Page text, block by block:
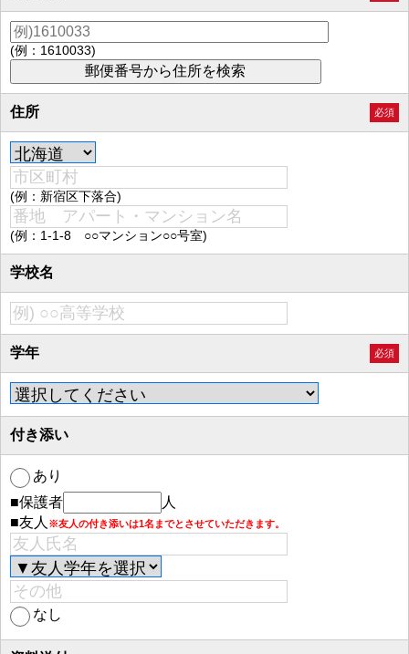
(例：1610033)
住所 必須
(例：新宿区下落合)
(例：1-1-8 ○○マンション○○号室)
学校名
学年 必須
付き添い
あり
■保護者
人
■友人 ※友人の付き添いは1名までとさせていただきます。
なし